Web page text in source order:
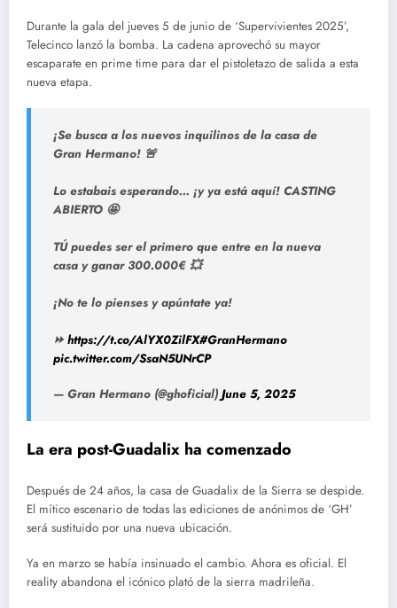
Durante la gala del jueves 5 de junio de ‘Supervivientes 2025’,
Telecinco lanzó la bomba. La cadena aprovechó su mayor
escaparate en prime time para dar el pistoletazo de salida a esta
nueva etapa.
¡Se busca a los nuevos inquilinos de la casa de
Gran Hermano! 🚨
Lo estabais esperando… ¡y ya está aquí! CASTING
ABIERTO 🤩
TÚ puedes ser el primero que entre en la nueva
casa y ganar 300.000€ 💥
¡No te lo pienses y apúntate ya!
⏩ https://t.co/AlYX0ZilFX#GranHermano
pic.twitter.com/SsaN5UNrCP
— Gran Hermano (@ghoficial) June 5, 2025
La era post-Guadalix ha comenzado
Después de 24 años, la casa de Guadalix de la Sierra se despide.
El mítico escenario de todas las ediciones de anónimos de ‘GH’
será sustituido por una nueva ubicación.
Ya en marzo se había insinuado el cambio. Ahora es oficial. El
reality abandona el icónico plató de la sierra madrileña.